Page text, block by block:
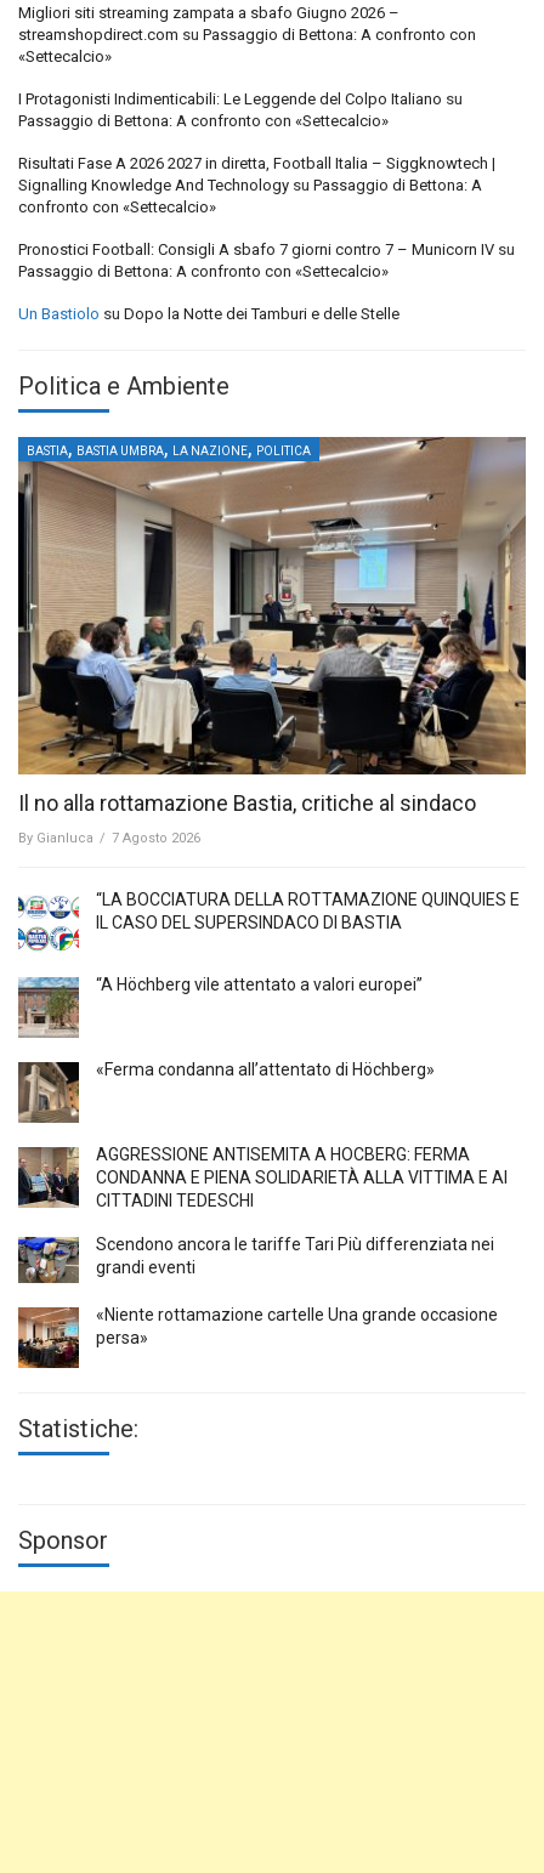
Migliori siti streaming zampata a sbafo Giugno 2026 –
streamshopdirect.com su Passaggio di Bettona: A confronto con
«Settecalcio»
I Protagonisti Indimenticabili: Le Leggende del Colpo Italiano su
Passaggio di Bettona: A confronto con «Settecalcio»
Risultati Fase A 2026 2027 in diretta, Football Italia – Siggknowtech |
Signalling Knowledge And Technology su Passaggio di Bettona: A
confronto con «Settecalcio»
Pronostici Football: Consigli A sbafo 7 giorni contro 7 – Municorn IV su
Passaggio di Bettona: A confronto con «Settecalcio»
Un Bastiolo su Dopo la Notte dei Tamburi e delle Stelle
Politica e Ambiente
BASTIA, BASTIA UMBRA, LA NAZIONE, POLITICA
Il no alla rottamazione Bastia, critiche al sindaco
By Gianluca / 7 Agosto 2026
“LA BOCCIATURA DELLA ROTTAMAZIONE QUINQUIES E
IL CASO DEL SUPERSINDACO DI BASTIA
“A Höchberg vile attentato a valori europei”
«Ferma condanna all’attentato di Höchberg»
AGGRESSIONE ANTISEMITA A HÖCBERG: FERMA
CONDANNA E PIENA SOLIDARIETÀ ALLA VITTIMA E AI
CITTADINI TEDESCHI
Scendono ancora le tariffe Tari Più differenziata nei
grandi eventi
«Niente rottamazione cartelle Una grande occasione
persa»
Statistiche:
Sponsor